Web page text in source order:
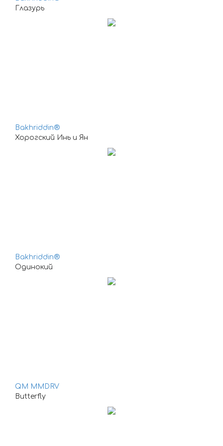
Глазурь
Bakhriddin®
Хорогский Инь и Ян
Bakhriddin®
Одинокий
QM MMDRV
Butterfly